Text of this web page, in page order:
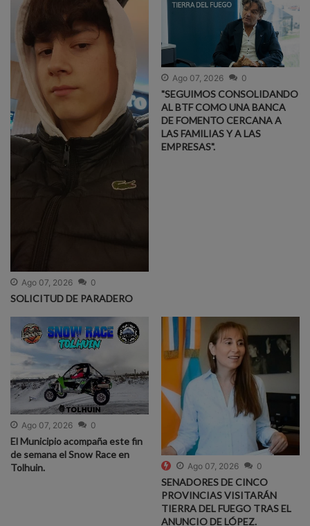
Ago 07, 2026 0
SOLICITUD DE PARADERO
Ago 07, 2026 0
"SEGUIMOS CONSOLIDANDO
AL BTF COMO UNA BANCA
DE FOMENTO CERCANA A
LAS FAMILIAS Y A LAS
EMPRESAS".
Ago 07, 2026 0
El Municipio acompaña este fin
de semana el Snow Race en
Tolhuin.
Ago 07, 2026 0
SENADORES DE CINCO
PROVINCIAS VISITARÁN
TIERRA DEL FUEGO TRAS EL
ANUNCIO DE LÓPEZ.